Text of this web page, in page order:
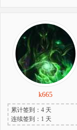
k665
累计签到：4 天
连续签到：1 天